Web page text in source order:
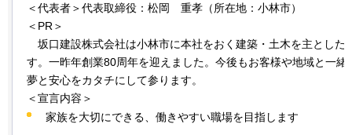
＜代表者＞代表取締役：松岡 重孝（所在地：小林市）
＜PR＞
坂口建設株式会社は小林市に本社をおく建築・土木を主とした
す。一昨年創業80周年を迎えました。今後もお客様や地域と一緒
夢と安心をカタチにして参ります。
＜宣言内容＞
家族を大切にできる、働きやすい職場を目指します